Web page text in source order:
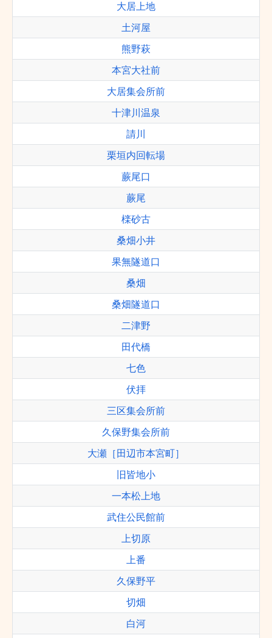
大居上地
土河屋
熊野萩
本宮大社前
大居集会所前
十津川温泉
請川
栗垣内回転場
蕨尾口
蕨尾
檪砂古
桑畑小井
果無隧道口
桑畑
桑畑隧道口
二津野
田代橋
七色
伏拝
三区集会所前
久保野集会所前
大瀬［田辺市本宮町］
旧皆地小
一本松上地
武住公民館前
上切原
上番
久保野平
切畑
白河